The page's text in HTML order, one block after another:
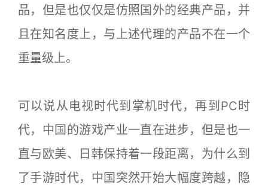
品，但是也仅仅是仿照国外的经典产品，并
且在知名度上，与上述代理的产品不在一个
重量级上。
可以说从电视时代到掌机时代，再到PC时
代，中国的游戏产业一直在进步，但是也一
直与欧美、日韩保持着一段距离，为什么到
了手游时代，中国突然开始大幅度跨越，隐